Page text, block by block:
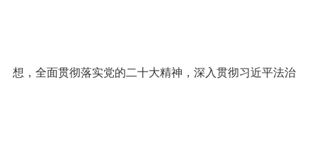
想，全面贯彻落实党的二十大精神，深入贯彻习近平法治